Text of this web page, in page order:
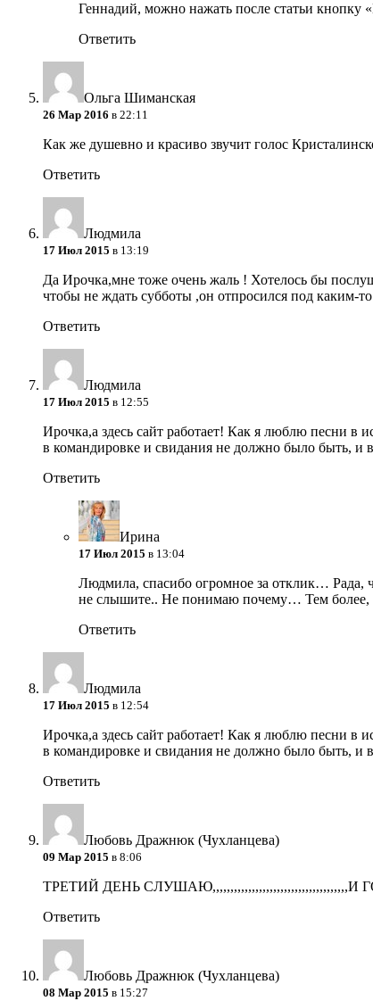
Геннадий, можно нажать после статьи кнопку
Ответить
Ольга Шиманская
26 Мар 2016 в 22:11
Как же душевно и красиво звучит голос
Ответить
Людмила
17 Июл 2015 в 13:19
Да Ирочка,мне тоже очень жаль ! Хотелось бы
чтобы не ждать субботы ,он отпросился под каким-
Ответить
Людмила
17 Июл 2015 в 12:55
Ирочка,а здесь сайт работает! Как я люблю песни
в командировке и свидания не должно было быть, и
Ответить
Ирина
17 Июл 2015 в 13:04
Людмила, спасибо огромное за отклик…
не слышите.. Не понимаю почему… Тем более,
Ответить
Людмила
17 Июл 2015 в 12:54
Ирочка,а здесь сайт работает! Как я люблю песни
в командировке и свидания не должно было быть, и
Ответить
Любовь Дражнюк (Чухланцева)
09 Мар 2015 в 8:06
ТРЕТИЙ ДЕНЬ
Ответить
Любовь Дражнюк (Чухланцева)
08 Мар 2015 в 15:27